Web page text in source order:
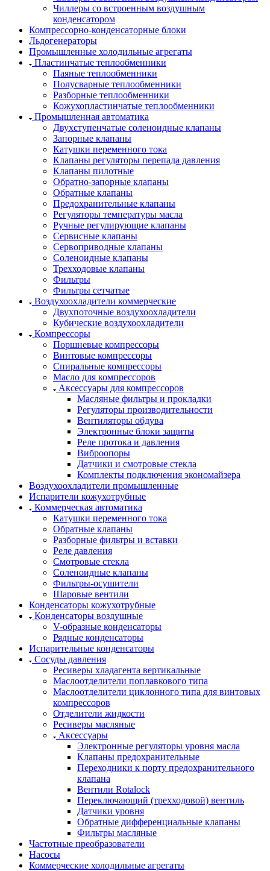
Чиллеры со встроенным воздушным
конденсатором
Компрессорно-конденсаторные блоки
Льдогенераторы
Промышленные холодильные агрегаты
Пластинчатые теплообменники
Паяные теплообменники
Полусварные теплообменники
Разборные теплообменники
Кожухопластинчатые теплообменники
Промышленная автоматика
Двухступенчатые соленоидные клапаны
Запорные клапаны
Катушки переменного тока
Клапаны регуляторы перепада давления
Клапаны пилотные
Обратно-запорные клапаны
Обратные клапаны
Предохранительные клапаны
Регуляторы температуры масла
Ручные регулирующие клапаны
Сервисные клапаны
Сервоприводные клапаны
Соленоидные клапаны
Трехходовые клапаны
Фильтры
Фильтры сетчатые
Воздухоохладители коммерческие
Двухпоточные воздухоохладители
Кубические воздухоохладители
Компрессоры
Поршневые компрессоры
Винтовые компрессоры
Спиральные компрессоры
Масло для компрессоров
Аксессуары для компрессоров
Масляные фильтры и прокладки
Регуляторы производительности
Вентиляторы обдува
Электронные блоки защиты
Реле протока и давления
Виброопоры
Датчики и смотровые стекла
Комплекты подключения экономайзера
Воздухоохладители промышленные
Испарители кожухотрубные
Коммерческая автоматика
Катушки переменного тока
Обратные клапаны
Разборные фильтры и вставки
Реле давления
Смотровые стекла
Соленоидные клапаны
Фильтры-осушители
Шаровые вентили
Конденсаторы кожухотрубные
Конденсаторы воздушные
V-образные конденсаторы
Рядные конденсаторы
Испарительные конденсаторы
Сосуды давления
Ресиверы хладагента вертикальные
Маслоотделители поплавкового типа
Маслоотделители циклонного типа для винтовых
компрессоров
Отделители жидкости
Ресиверы масляные
Аксессуары
Электронные регуляторы уровня масла
Клапаны предохранительные
Переходники к порту предохранительного
клапана
Вентили Rotalock
Переключающий (трехходовой) вентиль
Датчики уровня
Обратные дифференциальные клапаны
Фильтры масляные
Частотные преобразователи
Насосы
Коммерческие холодильные агрегаты